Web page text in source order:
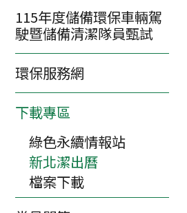
115年度儲備環保車輛駕
駛暨儲備清潔隊員甄試
環保服務網
下載專區
綠色永續情報站
新北潔出曆
檔案下載